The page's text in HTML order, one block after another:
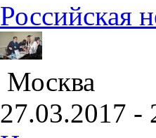
Российская
Москва
27.03.2017 -